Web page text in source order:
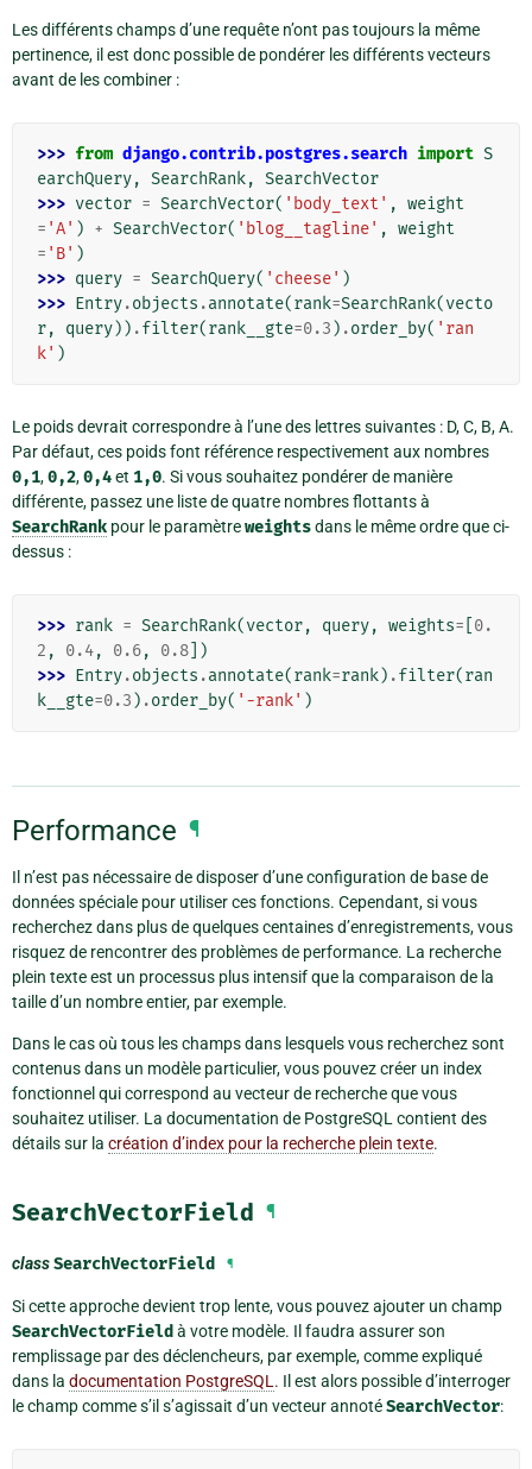
Les différents champs d’une requête n’ont pas toujours la même
pertinence, il est donc possible de pondérer les différents vecteurs
avant de les combiner :
>>> from django.contrib.postgres.search import S
earchQuery, SearchRank, SearchVector
>>> vector = SearchVector( 'body_text' , weight
= 'A' ) + SearchVector( 'blog__tagline' , weight
= 'B' )
>>> query = SearchQuery( 'cheese' )
>>> Entry.objects .annotate(rank=SearchRank(vecto
r, query)) .filter(rank__gte=0.3 ) .order_by( 'ran
k' )
Le poids devrait correspondre à l’une des lettres suivantes : D, C, B, A.
Par défaut, ces poids font référence respectivement aux nombres
0,1,0,2,0,4et 1,0. Si vous souhaitez pondérer de manière
différente, passez une liste de quatre nombres flottants à
SearchRank pour le paramètreweightsdans le même ordre que ci-
dessus :
>>> rank = SearchRank(vector, query, weights= 0.
2 , 0.4, 0.6, 0.8 ])
>>> Entry.objects .annotate(rank=rank) .filter(ran
k__gte=0.3 ) .order_by( '-rank' )
Performance ¶
Il n’est pas nécessaire de disposer d’une configuration de base de
données spéciale pour utiliser ces fonctions. Cependant, si vous
recherchez dans plus de quelques centaines d’enregistrements, vous
risquez de rencontrer des problèmes de performance. La recherche
plein texte est un processus plus intensif que la comparaison de la
taille d’un nombre entier, par exemple.
Dans le cas où tous les champs dans lesquels vous recherchez sont
contenus dans un modèle particulier, vous pouvez créer un index
fonctionnel qui correspond au vecteur de recherche que vous
souhaitez utiliser. La documentation de PostgreSQL contient des
détails sur la création d’index pour la recherche plein texte.
SearchVectorField ¶
classSearchVectorField ¶
Si cette approche devient trop lente, vous pouvez ajouter un champ
SearchVectorField à votre modèle. Il faudra assurer son
remplissage par des déclencheurs, par exemple, comme expliqué
dans la documentation PostgreSQL. Il est alors possible d’interroger
le champ comme s’il s’agissait d’un vecteur annotéSearchVector: